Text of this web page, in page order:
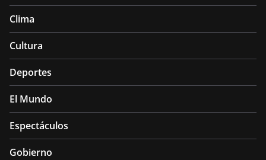
Clima
Cultura
Deportes
El Mundo
Espectáculos
Gobierno